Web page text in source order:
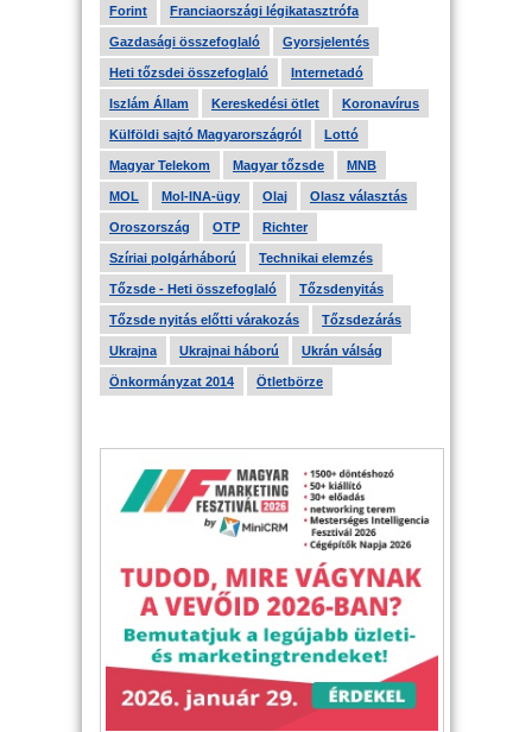
Forint Franciaországi légikatasztrófa
Gazdasági összefoglaló Gyorsjelentés
Heti tőzsdei összefoglaló Internetadó
Iszlám Állam Kereskedési ötlet Koronavírus
Külföldi sajtó Magyarországról Lottó
Magyar Telekom Magyar tőzsde MNB
MOL Mol-INA-ügy Olaj Olasz választás
Oroszország OTP Richter
Szíriai polgárháború Technikai elemzés
Tőzsde - Heti összefoglaló Tőzsdenyitás
Tőzsde nyitás előtti várakozás Tőzsdezárás
Ukrajna Ukrajnai háború Ukrán válság
Önkormányzat 2014 Ötletbörze